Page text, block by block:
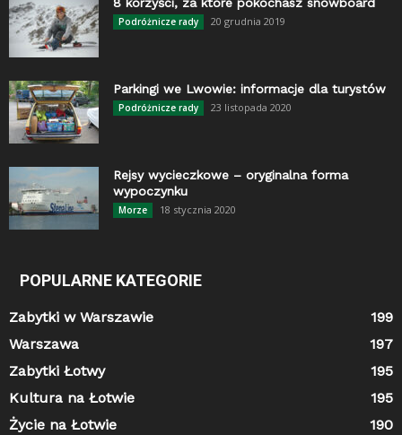
8 korzyści, za które pokochasz snowboard
Podróżnicze rady 20 grudnia 2019
Parkingi we Lwowie: informacje dla turystów
Podróżnicze rady 23 listopada 2020
Rejsy wycieczkowe – oryginalna forma
wypoczynku
Morze 18 stycznia 2020
POPULARNE KATEGORIE
Zabytki w Warszawie
199
Warszawa
197
Zabytki Łotwy
195
Kultura na Łotwie
195
Życie na Łotwie
190